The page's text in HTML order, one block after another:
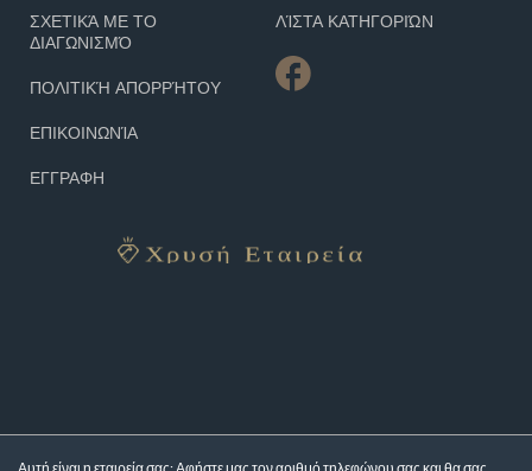
ΣΧΕΤΙΚΆ ΜΕ ΤΟ
ΔΙΑΓΩΝΙΣΜΌ
ΠΟΛΙΤΙΚΉ ΑΠΟΡΡΉΤΟΥ
ΕΠΙΚΟΙΝΩΝΊΑ
ΕΓΓΡΑΦΗ
ΛΊΣΤΑ ΚΑΤΗΓΟΡΙΏΝ